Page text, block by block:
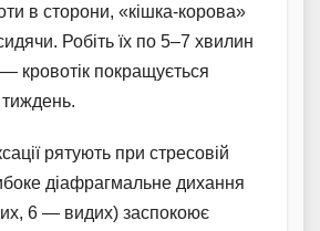
в сторони, «кішка-корова»
Робіть їх по 5–7 хвилин
— кровотік покращується
рятують при стресовій
діафрагмальне дихання
6 — видих) заспокоює